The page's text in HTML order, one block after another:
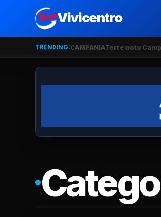
Vivicentro
TRENDING:CAMPANIATerremoto